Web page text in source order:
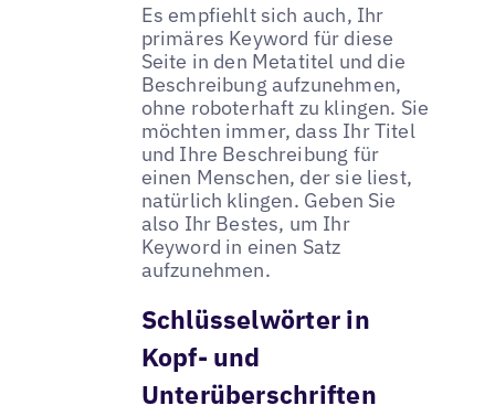
Es empfiehlt sich auch, Ihr
primäres Keyword für diese
Seite in den Metatitel und die
Beschreibung aufzunehmen,
ohne roboterhaft zu klingen. Sie
möchten immer, dass Ihr Titel
und Ihre Beschreibung für
einen Menschen, der sie liest,
natürlich klingen. Geben Sie
also Ihr Bestes, um Ihr
Keyword in einen Satz
aufzunehmen.
Schlüsselwörter in
Kopf- und
Unterüberschriften